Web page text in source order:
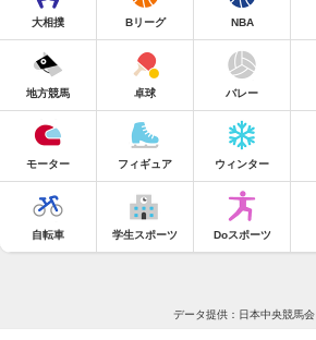
大相撲 Bリーグ NBA
地方競馬 卓球 バレー
モーター フィギュア ウィンター
自転車 学生スポーツ Doスポーツ
データ提供：日本中央競馬会